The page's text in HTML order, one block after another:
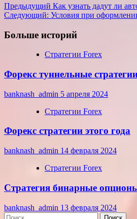
Навигация
записи
Предыдущий Как узнать дадут ли
Следующий: Условия при
Больше историй
Стратегии Forex
Форекс туннельные
banknash_admin 5 апреля 2024
Стратегии Forex
Форекс стратегии этого года
banknash_admin 14 февраля 2024
Стратегии Forex
Стратегия бинарные
banknash_admin 13 февраля 2024
Найти: